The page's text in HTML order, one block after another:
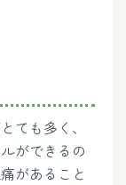
ても多く、
ができるの
があること